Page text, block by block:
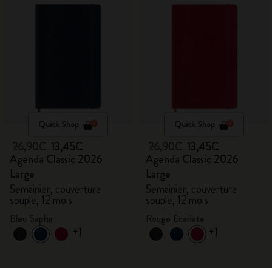
Quick Shop
13,45€
Agenda Classic 2026
Large
Semainier, couverture
souple, 12 mois
+1
Quick Shop
13,45€
Agenda Classic 2026
Large
Semainier, couverture
souple, 12 mois
+1